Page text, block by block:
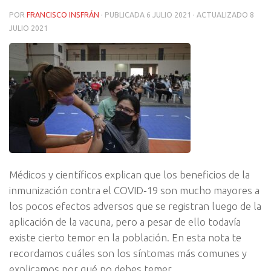
POR FRANCISCO INSFRÁN · PUBLICADA 6 JULIO 2021 · ACTUALIZADO 8
JULIO 2021
Médicos y científicos explican que los beneficios de la
inmunización contra el COVID-19 son mucho mayores a
los pocos efectos adversos que se registran luego de la
aplicación de la vacuna, pero a pesar de ello todavía
existe cierto temor en la población. En esta nota te
recordamos cuáles son los síntomas más comunes y